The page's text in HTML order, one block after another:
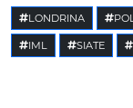
LONDRINA
IML SIATE